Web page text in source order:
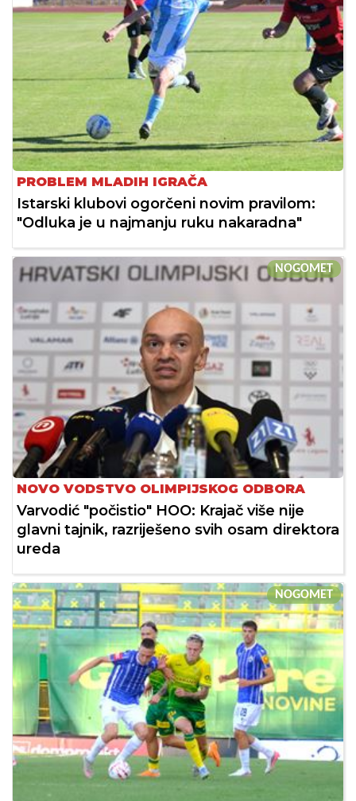
PROBLEM MLADIH IGRAČA
Istarski klubovi ogorčeni novim pravilom:
"Odluka je u najmanju ruku nakaradna"
NOGOMET
NOVO VODSTVO OLIMPIJSKOG ODBORA
Varvodić "počistio" HOO: Krajač više nije
glavni tajnik, razriješeno svih osam direktora
ureda
NOGOMET